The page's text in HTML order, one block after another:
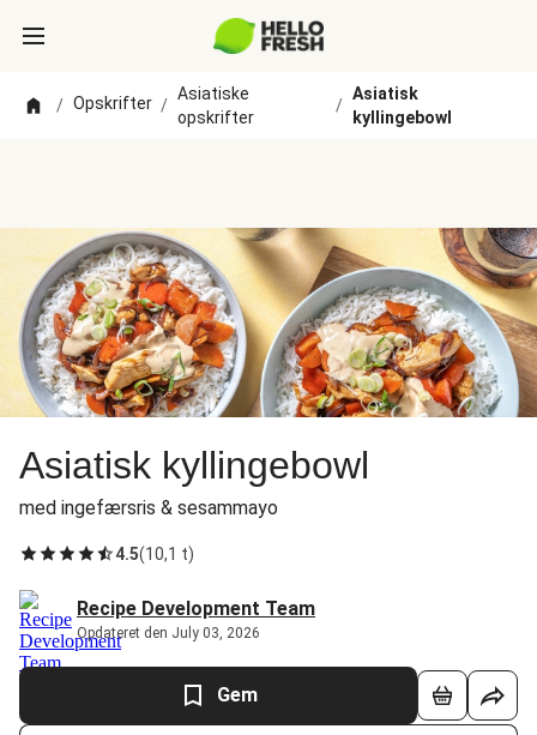
/ Opskrifter /
Asiatiske
opskrifter
/
Asiatisk
kyllingebowl
Asiatisk kyllingebowl
med ingefærsris & sesammayo
4.5(10,1 t)
Recipe Development Team
Opdateret den July 03, 2026
Gem